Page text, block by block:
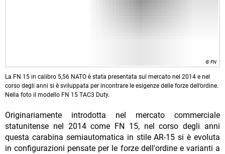
© FN
La FN 15 in calibro 5,56 NATO è stata presentata sul mercato nel 2014 e nel
corso degli anni si è sviluppata per incontrare le esigenze delle forze dell’ordine.
Nella foto il modello FN 15 TAC3 Duty.
Originariamente introdotta nel mercato commerciale
statunitense nel 2014 come FN 15, nel corso degli anni
questa carabina semiautomatica in stile AR-15 si è evoluta
in configurazioni pensate per le forze dell'ordine e varianti a